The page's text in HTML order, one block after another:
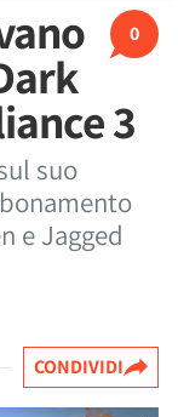
0
3
suo
e Jagged
CONDIVIDI